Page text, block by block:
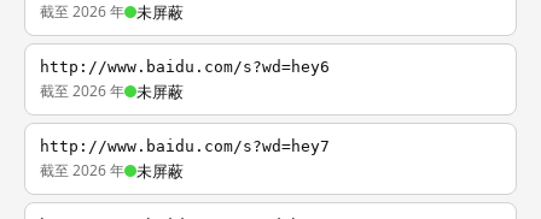
截至 2026 年 未屏蔽
http://www.baidu.com/s?wd=hey6
截至 2026 年 未屏蔽
http://www.baidu.com/s?wd=hey7
截至 2026 年 未屏蔽